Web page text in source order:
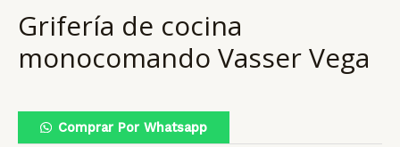
Grifería de cocina
monocomando Vasser Vega
Comprar Por Whatsapp